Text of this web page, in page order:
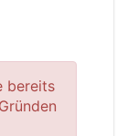
bereits